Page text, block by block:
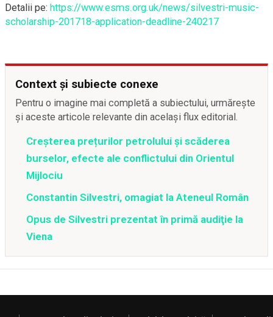
Detalii pe: https://www.esms.org.uk/news/silvestri-music-
scholarship-201718-application-deadline-240217
Context și subiecte conexe
Pentru o imagine mai completă a subiectului, urmărește
și aceste articole relevante din același flux editorial.
Creșterea prețurilor petrolului și scăderea
burselor, efecte ale conflictului din Orientul
Mijlociu
Constantin Silvestri, omagiat la Ateneul Român
Opus de Silvestri prezentat în primă audiţie la
Viena